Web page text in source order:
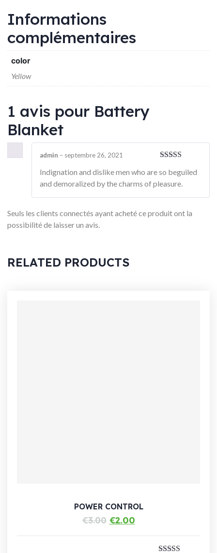
Informations
complémentaires
color
Yellow
1 avis pour Battery
Blanket
admin – septembre 26, 2021
Indignation and dislike men who are so beguiled
and demoralized by the charms of pleasure.
Seuls les clients connectés ayant acheté ce produit ont la
possibilité de laisser un avis.
RELATED PRODUCTS
POWER CONTROL
€3.00 Le
prix
€2.00Le
prix
actuel